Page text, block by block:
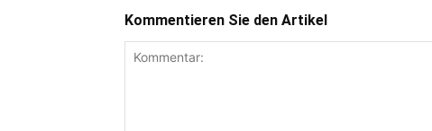
Kommentieren Sie den Artikel